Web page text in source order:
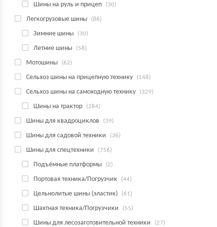
Шины на руль и прицеп (30)
Легкогрузовые шины (86)
Зимние шины (30)
Летние шины (58)
Мотошины (62)
Сельхоз шины на прицепную технику (148)
Сельхоз шины на самоходную технику (329)
Шины на трактор (284)
Шины для квадроциклов (39)
Шины для садовой техники (36)
Шины для спецтехники (756)
Подъёмные платформы (2)
Портовая техника/Погрузчик (44)
Цельнолитые шины (эластик) (61)
Шахтная техника/Погрузчики (55)
Шины для лесозаготовительной техники (27)